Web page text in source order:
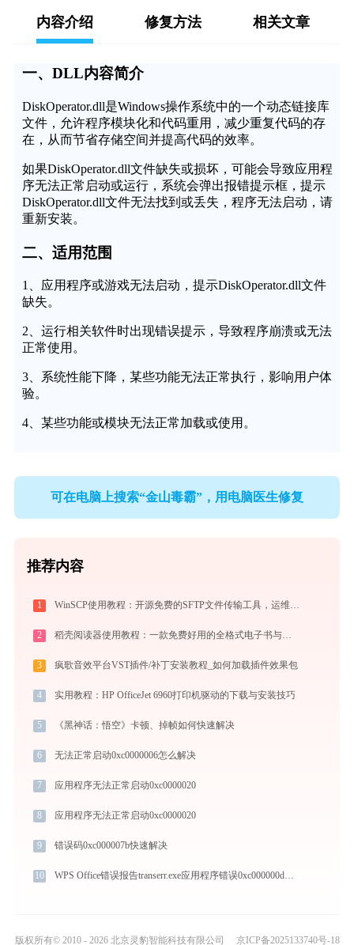
内容介绍 修复方法 相关文章
一、DLL内容简介
DiskOperator.dll是Windows操作系统中的一个动态链接库
文件，允许程序模块化和代码重用，减少重复代码的存
在，从而节省存储空间并提高代码的效率。
如果DiskOperator.dll文件缺失或损坏，可能会导致应用程
序无法正常启动或运行，系统会弹出报错提示框，提示
DiskOperator.dll文件无法找到或丢失，程序无法启动，请
重新安装。
二、适用范围
1、应用程序或游戏无法启动，提示DiskOperator.dll文件
缺失。
2、运行相关软件时出现错误提示，导致程序崩溃或无法
正常使用。
3、系统性能下降，某些功能无法正常执行，影响用户体
验。
4、某些功能或模块无法正常加载或使用。
可在电脑上搜索“金山毒霸”，用电脑医生修复
推荐内容
1 WinSCP使用教程：开源免费的SFTP文件传输工具，运维必备远程管理利器
2 稻壳阅读器使用教程：一款免费好用的全格式电子书与文档阅读神器
3 疯歌音效平台VST插件/补丁安装教程_如何加载插件效果包
4 实用教程：HP OfficeJet 6960打印机驱动的下载与安装技巧
5 《黑神话：悟空》卡顿、掉帧如何快速解决
6 无法正常启动0xc0000006怎么解决
7 应用程序无法正常启动0xc0000020
8 应用程序无法正常启动0xc0000020
9 错误码0xc000007b快速解决
10 WPS Office错误报告transerr.exe应用程序错误0xc000000d解决方法
版权所有© 2010 - 2026 北京灵豹智能科技有限公司 京ICP备2025133740号-18